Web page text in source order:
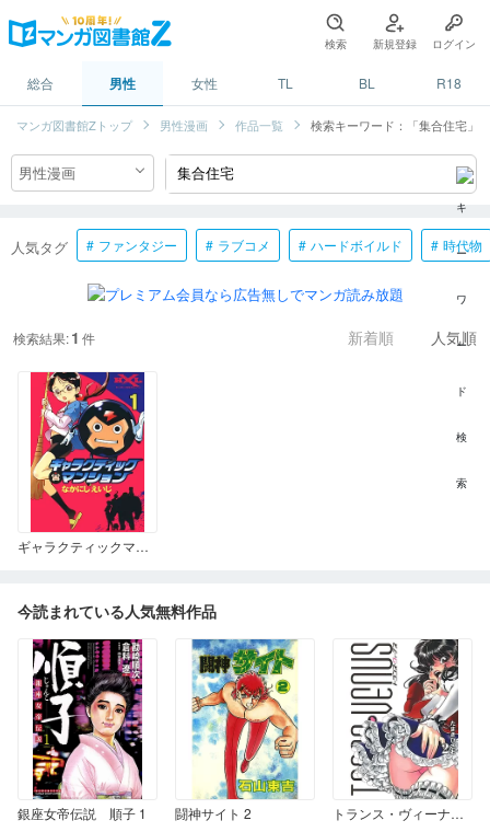
検索 新規登録 ログイン
総合 男性 女性 TL BL R18
マンガ図書館Zトップ 男性漫画 作品一覧 検索キーワード：「集合住宅」
人気タグ ファンタジー ラブコメ ハードボイルド 時代物
検索結果:1 件 新着順 人気順
ギャラクティックマンション 1
今読まれている人気無料作品
銀座女帝伝説 順子 1 闘神サイト 2 トランス・ヴィーナス 2